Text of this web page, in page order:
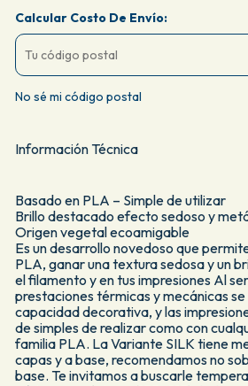
Calcular Costo De Envío:
No sé mi código postal
Información Técnica
Basado en PLA – Simple de utilizar
Brillo destacado efecto sedoso y
Origen vegetal ecoamigable
Es un desarrollo novedoso que
PLA, ganar una textura sedosa y un
el filamento y en tus impresiones Al
prestaciones térmicas y mecánicas
capacidad decorativa, y las
de simples de realizar como con
familia PLA. La Variante SILK tiene
capas y a base, recomendamos no
base. Te invitamos a buscarle